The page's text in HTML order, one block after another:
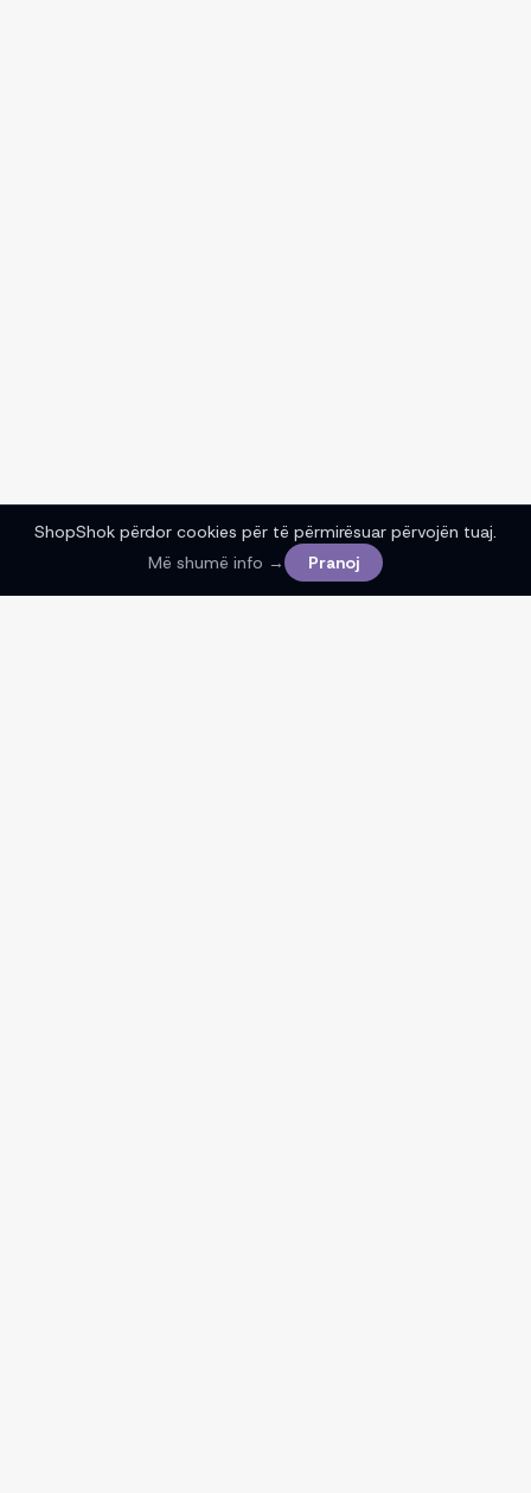
ShopShok përdor cookies për të përmirësuar përvojën tuaj.
Më shumë info →
Pranoj